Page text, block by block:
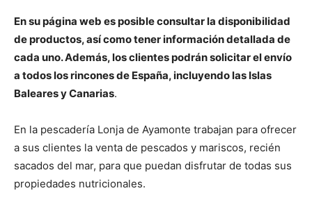
En su página web es posible consultar la disponibilidad
de productos, así como tener información detallada de
cada uno. Además, los clientes podrán solicitar el envío
a todos los rincones de España, incluyendo las Islas
Baleares y Canarias.
En la pescadería Lonja de Ayamonte trabajan para ofrecer
a sus clientes la venta de pescados y mariscos, recién
sacados del mar, para que puedan disfrutar de todas sus
propiedades nutricionales.